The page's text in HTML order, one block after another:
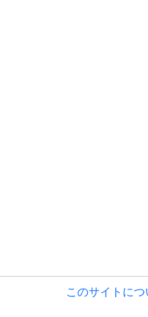
このサイトにつ